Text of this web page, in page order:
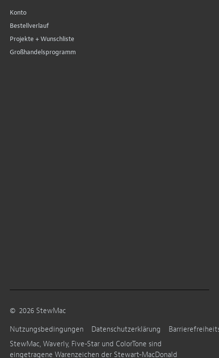
Konto
Bestellverlauf
Projekte + Wunschliste
Großhandelsprogramm
© 2026 StewMac
Nutzungsbedingungen
Datenschutzerklärung
StewMac, Waverly, Five-Star und ColorTone sind
eingetragene Warenzeichen der Stewart-MacDonald